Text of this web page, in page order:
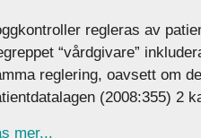
regleras av
“vårdgivare”
reglering, oavsett om
(2008:355) 2
mer...